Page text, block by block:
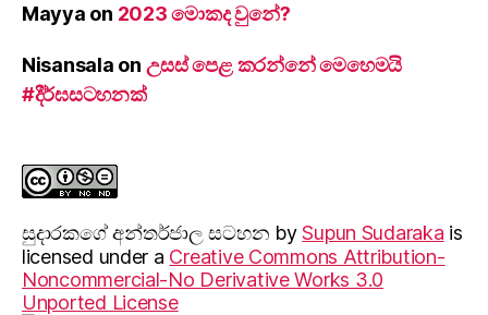
Mayya on 2023 මොකද වුනේ?
Nisansala on උසස් පෙළ කරන්නේ මෙහෙමයි
#දීර්ඝසටහනක්
සුදාරක‍ගේ අන්තර්ජාල සටහන bySupun Sudaraka is
licensed under a Creative Commons Attribution-
Noncommercial-No Derivative Works 3.0
Unported License